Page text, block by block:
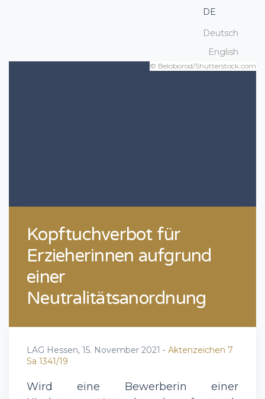
DE
Deutsch
English
© Beloborod/Shutterstock.com
Kopftuchverbot für
Erzieherinnen aufgrund
einer
Neutralitätsanordnung
LAG Hessen, 15. November 2021 - Aktenzeichen 7
Sa 1341/19
Wird eine Bewerberin einer